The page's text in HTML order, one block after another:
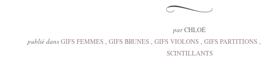
parCHLOÉ
publié dans GIFS FEMMES, GIFS BRUNES, GIFS VIOLONS, GIFS PARTITIONS,
SCINTILLANTS